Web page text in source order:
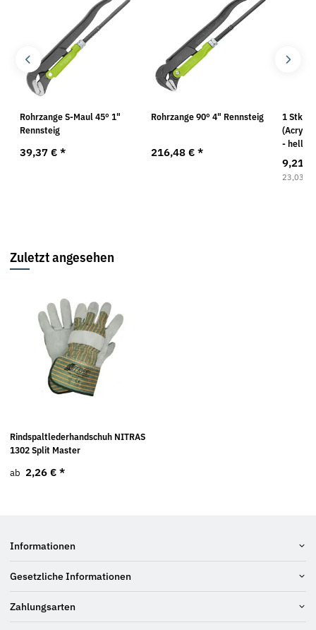
Rohrzange S-Maul 45° 1"
Rennsteig
39,37 € *
Rohrzange 90° 4" Rennsteig
216,48 € *
1 Stk.
-
9,21 €
23,03 €
Zuletzt angesehen
Rindspaltlederhandschuh NITRAS
1302 Split Master
ab 2,26 € *
Informationen
Gesetzliche Informationen
Zahlungsarten